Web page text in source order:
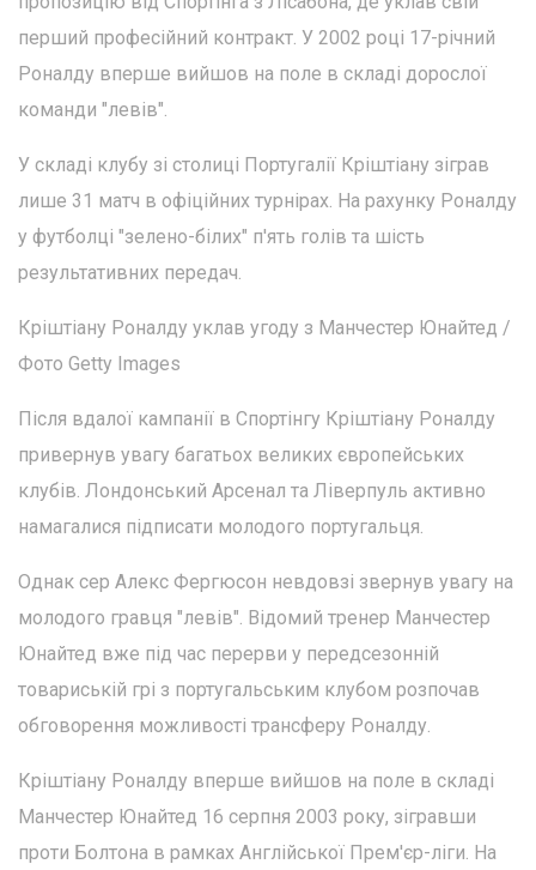
перший професійний контракт. У 2002 році 17-річний
Роналду вперше вийшов на поле в складі дорослої
команди "левів".
У складі клубу зі столиці Португалії Кріштіану зіграв
лише 31 матч в офіційних турнірах. На рахунку Роналду
у футболці "зелено-білих" п'ять голів та шість
результативних передач.
Кріштіану Роналду уклав угоду з Манчестер Юнайтед /
Фото Getty Images
Після вдалої кампанії в Спортінгу Кріштіану Роналду
привернув увагу багатьох великих європейських
клубів. Лондонський Арсенал та Ліверпуль активно
намагалися підписати молодого португальця.
Однак сер Алекс Фергюсон невдовзі звернув увагу на
молодого гравця "левів". Відомий тренер Манчестер
Юнайтед вже під час перерви у передсезонній
товариській грі з португальським клубом розпочав
обговорення можливості трансферу Роналду.
Кріштіану Роналду вперше вийшов на поле в складі
Манчестер Юнайтед 16 серпня 2003 року, зігравши
проти Болтона в рамках Англійської Прем'єр-ліги. На